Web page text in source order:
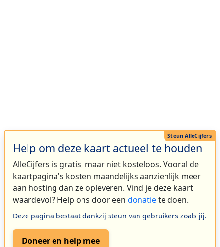
Help om deze kaart actueel te houden
AlleCijfers is gratis, maar niet kosteloos. Vooral de
kaartpagina's kosten maandelijks aanzienlijk meer
aan hosting dan ze opleveren. Vind je deze kaart
waardevol? Help ons door een donatiete doen.
Deze pagina bestaat dankzij steun van gebruikers zoals jij.
Doneer en help mee